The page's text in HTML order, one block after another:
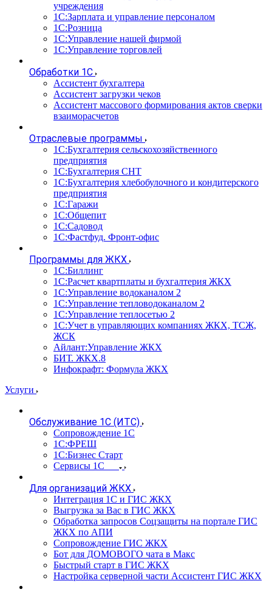
учреждения
1С:Зарплата и управление персоналом
1С:Розница
1С:Управление нашей фирмой
1С:Управление торговлей
Обработки 1С
Ассистент бухгалтера
Ассистент загрузки чеков
Ассистент массового формирования актов сверки
взаиморасчетов
Отраслевые программы
1С:Бухгалтерия сельскохозяйственного
предприятия
1С:Бухгалтерия СНТ
1С:Бухгалтерия хлебобулочного и кондитерского
предприятия
1С:Гаражи
1С:Общепит
1С:Садовод
1С:Фастфуд. Фронт-офис
Программы для ЖКХ
1С:Биллинг
1С:Расчет квартплаты и бухгалтерия ЖКХ
1С:Управление водоканалом 2
1С:Управление тепловодоканалом 2
1С:Управление теплосетью 2
1С:Учет в управляющих компаниях ЖКХ, ТСЖ,
ЖСК
Айлант:Управление ЖКХ
БИТ. ЖКХ.8
Инфокрафт: Формула ЖКХ
Услуги
Обслуживание 1С (ИТС)
Сопровождение 1С
1С:ФРЕШ
1С:Бизнес Старт
Сервисы 1С
Для организаций ЖКХ
Интеграция 1С и ГИС ЖКХ
Выгрузка за Вас в ГИС ЖКХ
Обработка запросов Соцзащиты на портале ГИС
ЖКХ по АПИ
Сопровождение ГИС ЖКХ
Бот для ДОМОВОГО чата в Макс
Быстрый старт в ГИС ЖКХ
Настройка серверной части Ассистент ГИС ЖКХ